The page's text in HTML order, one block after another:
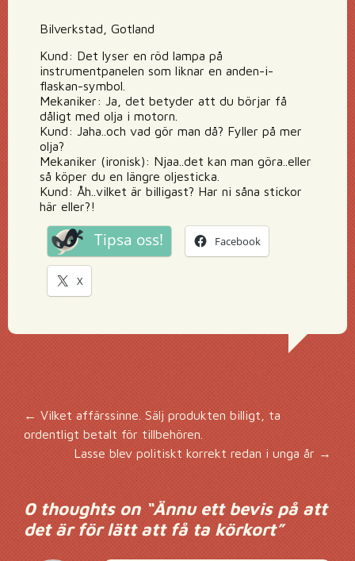
Bilverkstad, Gotland
Kund: Det lyser en röd lampa på
instrumentpanelen som liknar en anden-i-
flaskan-symbol.
Mekaniker: Ja, det betyder att du börjar få
dåligt med olja i motorn.
Kund: Jaha..och vad gör man då? Fyller på mer
olja?
Mekaniker (ironisk): Njaa..det kan man göra..eller
så köper du en längre oljesticka.
Kund: Åh..vilket är billigast? Har ni såna stickor
här eller?!
Tipsa oss! Facebook
X
Inläggsnavigering
← Vilket affärssinne. Sälj produkten billigt, ta
ordentligt betalt för tillbehören.
Lasse blev politiskt korrekt redan i unga år→
0 thoughts on “Ännu ett bevis på att
det är för lätt att få ta körkort”